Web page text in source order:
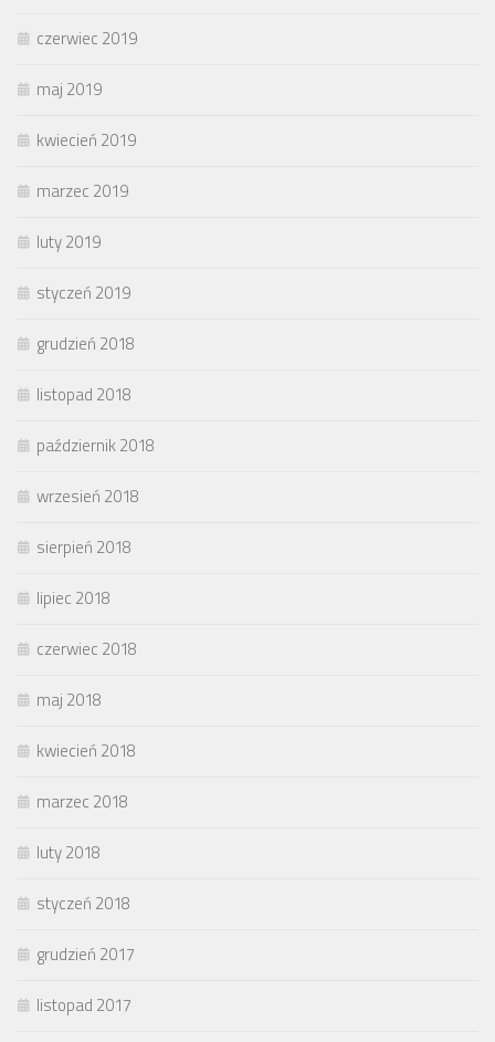
czerwiec 2019
maj 2019
kwiecień 2019
marzec 2019
luty 2019
styczeń 2019
grudzień 2018
listopad 2018
październik 2018
wrzesień 2018
sierpień 2018
lipiec 2018
czerwiec 2018
maj 2018
kwiecień 2018
marzec 2018
luty 2018
styczeń 2018
grudzień 2017
listopad 2017